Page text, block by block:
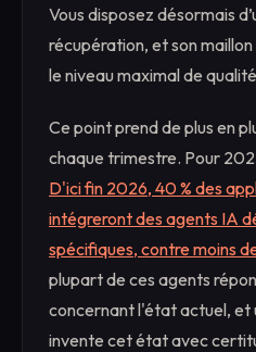
Vous disposez désormais
récupération, et son
le niveau maximal de
Ce point prend de plus en
chaque trimestre. Pour
D'ici fin 2026, 40 % des
intégreront des agents IA
spécifiques, contre moins
plupart de ces agents
concernant l'état actuel, et
invente cet état avec